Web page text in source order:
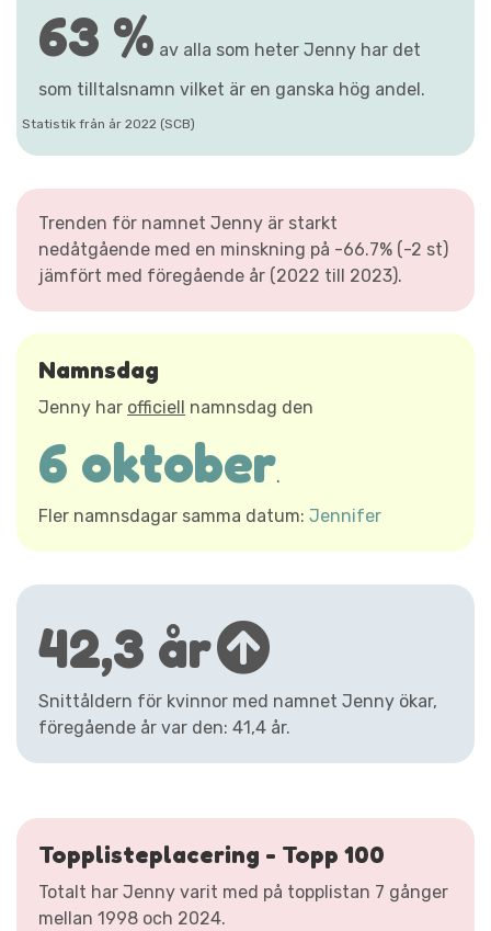
63 % av alla som heter Jenny har det
som tilltalsnamn vilket är en ganska hög andel.
Statistik från år 2022 (SCB)
Trenden för namnet Jenny är starkt
nedåtgående med en minskning på -66.7% (-2 st)
jämfört med föregående år (2022 till 2023).
Namnsdag
Jenny har officiell namnsdag den
6 oktober.
Fler namnsdagar samma datum: Jennifer
42,3 år
Snittåldern för kvinnor med namnet Jenny ökar,
föregående år var den: 41,4 år.
Topplisteplacering - Topp 100
Totalt har Jenny varit med på topplistan 7 gånger
mellan 1998 och 2024.